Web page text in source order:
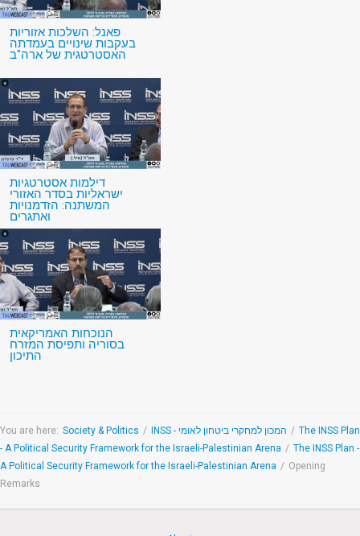
פאנל: השלכות אזוריות
בעקבות שינויים בעמדתה
האסטרטגית של ארה"ב
דילמות אסטרטגיות
ישראליות בסדר האזורי
המשתנה: הזדמנויות
ואתגרים
הנוכחות האמריקאית
בסוריה ותפיסת המזרח
התיכון
You are here: Society & Politics / INSS - המכון למחקרי ביטחון לאומי / The INSS Plan
- A Political Security Framework for the Israeli-Palestinian Arena / The INSS Plan -
A Political Security Framework for the Israeli-Palestinian Arena / Opening
Remarks